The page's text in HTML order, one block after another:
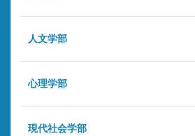
人文学部
心理学部
現代社会学部